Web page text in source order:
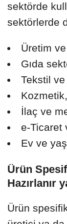
sektörde
sektörlerde
Üretim
Gıda
Tekstil
Kozmetik,
İlaç ve
e-Ticaret
Ev ve
Ürün
Hazırlanır
Ürün